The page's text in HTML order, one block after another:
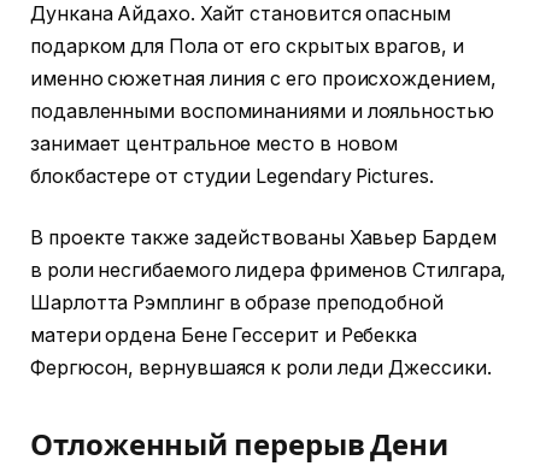
Дункана Айдахо. Хайт становится опасным
подарком для Пола от его скрытых врагов, и
именно сюжетная линия с его происхождением,
подавленными воспоминаниями и лояльностью
занимает центральное место в новом
блокбастере от студии Legendary Pictures.
В проекте также задействованы Хавьер Бардем
в роли несгибаемого лидера фрименов Стилгара,
Шарлотта Рэмплинг в образе преподобной
матери ордена Бене Гессерит и Ребекка
Фергюсон, вернувшаяся к роли леди Джессики.
Отложенный перерыв Дени